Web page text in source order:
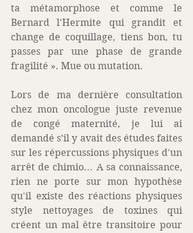
ta métamorphose et comme le
Bernard l'Hermite qui grandit et
change de coquillage, tiens bon, tu
passes par une phase de grande
fragilité ». Mue ou mutation.
Lors de ma dernière consultation
chez mon oncologue juste revenue
de congé maternité, je lui ai
demandé s’il y avait des études faites
sur les répercussions physiques d'un
arrêt de chimio... A sa connaissance,
rien ne porte sur mon hypothèse
qu'il existe des réactions physiques
style nettoyages de toxines qui
créent un mal être transitoire pour